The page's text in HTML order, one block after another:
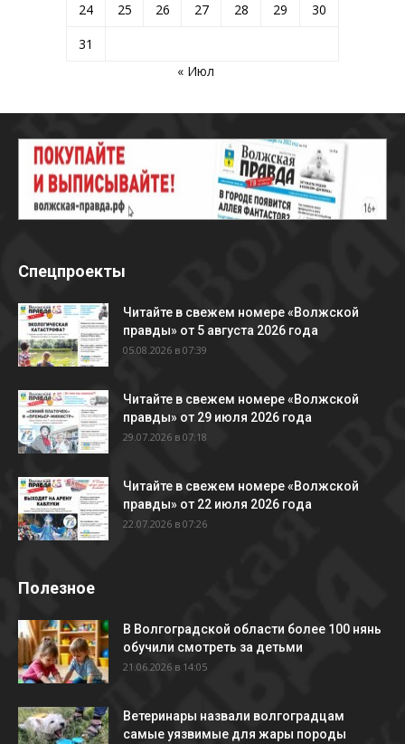
24
25 26 27 28 29
30
31
« Июл
Спецпроекты
Читайте в свежем номере «Волжской
правды» от 5 августа 2026 года
05.08.2026 в 07:39
Читайте в свежем номере «Волжской
правды» от 29 июля 2026 года
29.07.2026 в 07:18
Читайте в свежем номере «Волжской
правды» от 22 июля 2026 года
22.07.2026 в 07:26
Полезное
В Волгоградской области более 100 нянь
обучили смотреть за детьми
21.06.2026 в 14:05
Ветеринары назвали волгоградцам
самые уязвимые для жары породы